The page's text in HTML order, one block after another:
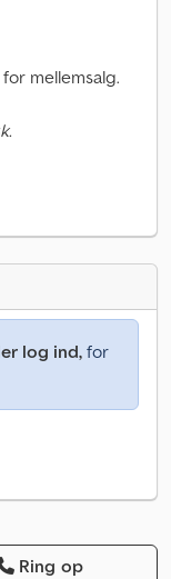
mellemsalg.
log ind,for
Ring op